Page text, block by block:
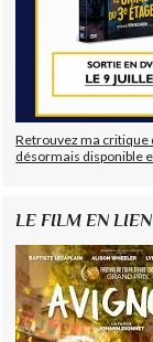
Retrouvez ma critique
désormais disponible
LE FILM EN